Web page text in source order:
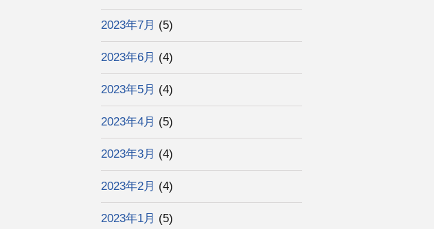
2023年7月 (5)
2023年6月 (4)
2023年5月 (4)
2023年4月 (5)
2023年3月 (4)
2023年2月 (4)
2023年1月 (5)